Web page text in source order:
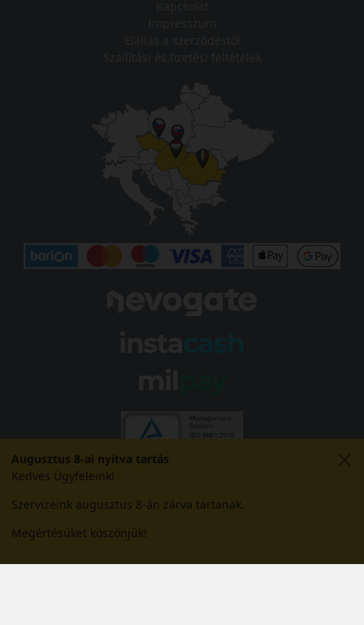
Augusztus 8-ai nyitva tartás
Kedves Ügyfeleink!
Szervizeink augusztus 8-án zárva tartanak.
Megértésüket köszönjük!